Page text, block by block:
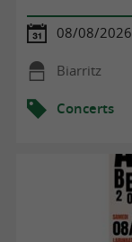
08/08/2026
Biarritz
Concerts